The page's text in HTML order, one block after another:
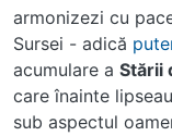
armonizezi cu
Sursei - adică
acumulare a Stării
care înainte
sub aspectul